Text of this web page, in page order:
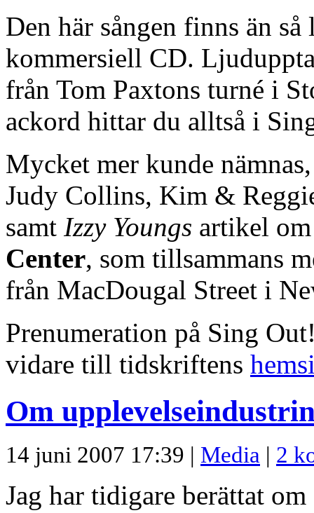
Den här sången finns än
kommersiell CD.
från Tom Paxtons turné i
ackord hittar du alltså i
Mycket mer kunde
Judy Collins, Kim &
samt Izzy Youngs artikel
Center, som tillsammans
från MacDougal Street i
Prenumeration på Sing
vidare till tidskriftens
Om
14 juni 2007 17:39 | Media | 2
Jag har tidigare berättat